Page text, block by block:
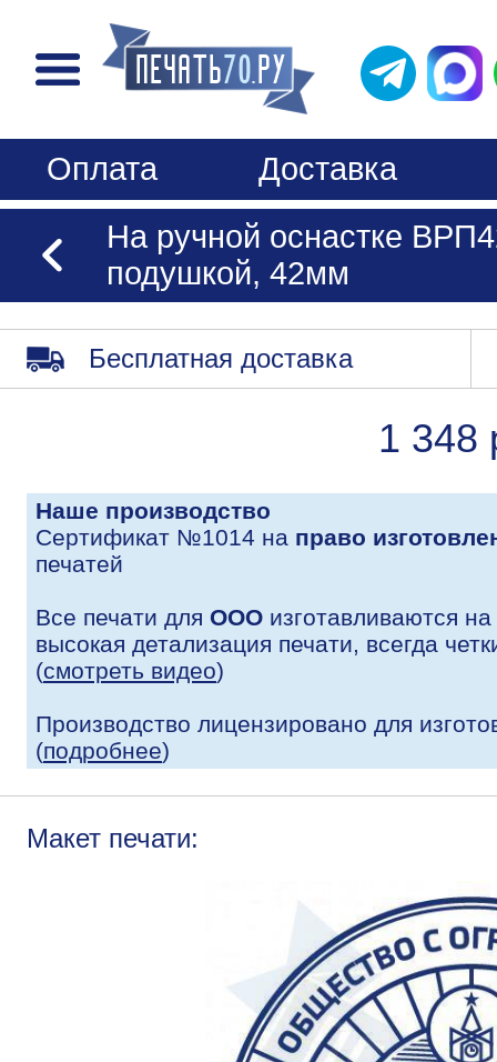
Оплата
Доставка
На ручной оснастке
подушкой, 42мм
Бесплатная доставка
1 348
Наше производство
Сертификат №1014 на право
печатей
Все печати для ООО изготавливаются
высокая детализация печати, всегда
(смотреть видео)
Производство лицензировано для
(подробнее)
Макет печати: